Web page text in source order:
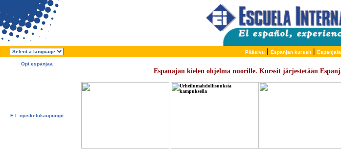
Pääsivu| Espanjan kurssit|
Opi espanjaa
E.I. opiskelukaupungit
Espanajan kielen ohjelma nuorille. Kurssit järjestetään